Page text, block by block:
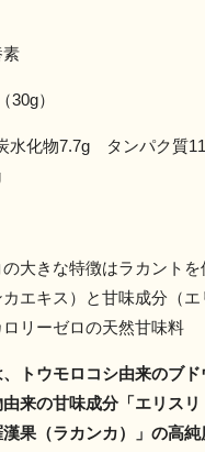
素
30g）
水化物7.7g タンパク質
の大きな特徴はラカント
エキス）と甘味成分（
リーゼロの天然甘味料
トウモロコシ由来のブド
由来の甘味成分「エリス
果（ラカンカ）」の高